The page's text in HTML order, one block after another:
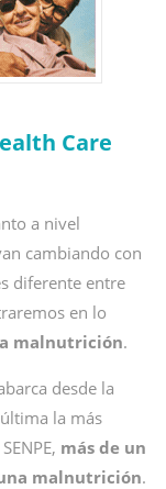
Care
a nivel
cambiando con
diferente entre
en lo
malnutrición.
desde la
la más
más de un
malnutrición.